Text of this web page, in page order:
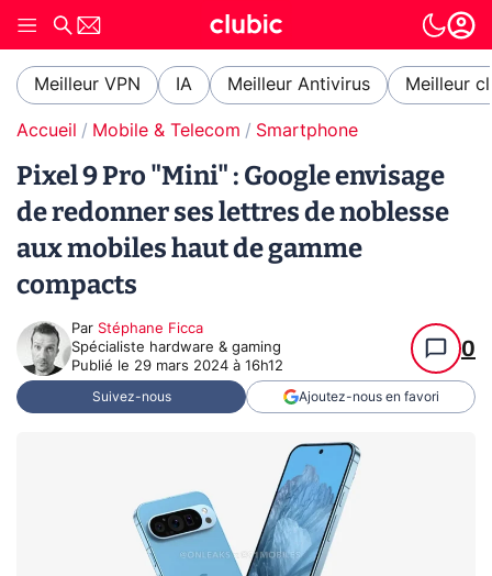
Meilleur VPN IA Meilleur Antivirus Meilleur
Accueil Mobile & Telecom Smartphone
Pixel 9 Pro "Mini" : Google envisage
de redonner ses lettres de noblesse
aux mobiles haut de gamme
compacts
Par Stéphane Ficca
Spécialiste hardware & gaming
Publié le 29 mars 2024 à 16h12
0
Suivez-nous Ajoutez-nous en favori